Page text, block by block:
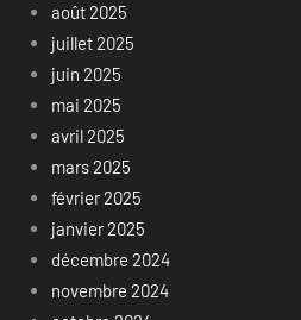
août 2025
juillet 2025
juin 2025
mai 2025
avril 2025
mars 2025
février 2025
janvier 2025
décembre 2024
novembre 2024